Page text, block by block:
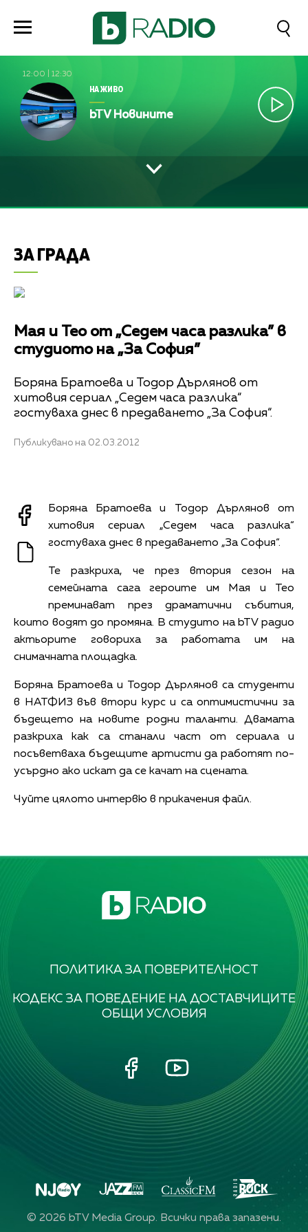
12:00 12:30
НА ЖИВО
bTV Новините
ЗА ГРАДА
Мая и Тео от „Седем часа разлика” в
студиото на „За София”
Боряна Братоева и Тодор Дърлянов от
хитовия сериал „Седем часа разлика“
гостуваха днес в предаването „За София“.
Публикувано на 02.03.2012
Боряна Братоева и Тодор Дърлянов от
хитовия сериал „Седем часа разлика“
гостуваха днес в предаването „За София“.
Те разкриха, че през втория сезон на
семейната сага героите им Мая и Тео
преминават през драматични събития,
които водят до промяна. В студито на bTV радио
актьорите говориха за работата им на
снимачната площадка.
Боряна Братоева и Тодор Дърлянов са студенти
в НАТФИЗ във втори курс и са оптимистични за
бъдещето на новите родни таланти. Двамата
разкриха как са станали част от сериала и
посъветваха бъдещите артисти да работят по-
усърдно ако искат да се качат на сцената.
Чуйте цялото интервю в прикачения файл.
ПОЛИТИКА ЗА ПОВЕРИТЕЛНОСТ
КОДЕКС ЗА ПОВЕДЕНИЕ НА ДОСТАВЧИЦИТЕ
ОБЩИ УСЛОВИЯ
© 2026 bTV Media Group. Всички права запазени.